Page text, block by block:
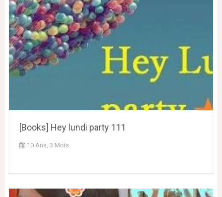
[Books] Hey lundi party 111
10 Ans, 3 Mois